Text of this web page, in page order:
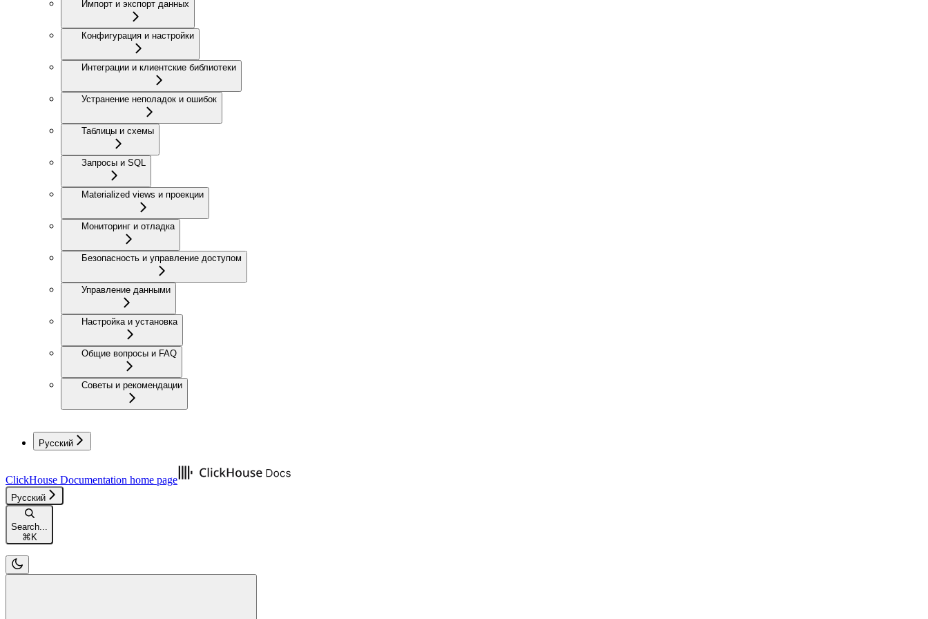
Импорт и экспорт данных
Конфигурация и настройки
Интеграции и клиентские библиотеки
Устранение неполадок и ошибок
Таблицы и схемы
Запросы и SQL
Materialized views и проекции
Мониторинг и отладка
Безопасность и управление доступом
Управление данными
Настройка и установка
Общие вопросы и FAQ
Советы и рекомендации
Русский
ClickHouse Documentation home page
Русский
Search...
⌘ K